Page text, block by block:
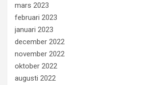
mars 2023
februari 2023
januari 2023
december 2022
november 2022
oktober 2022
augusti 2022